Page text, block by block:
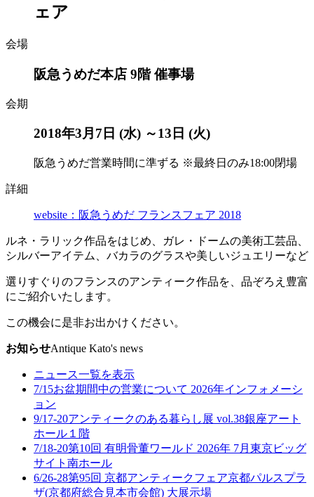
ェア
会場
阪急うめだ本店 9階 催事場
会期
2018年3月7日 (水) ～13日 (火)
阪急うめだ営業時間に準ずる ※最終日のみ18:00閉場
詳細
website：阪急うめだ フランスフェア 2018
ルネ・ラリック作品をはじめ、ガレ・ドームの美術工芸品、
シルバーアイテム、バカラのグラスや美しいジュエリーなど
選りすぐりのフランスのアンティーク作品を、品ぞろえ豊富
にご紹介いたします。
この機会に是非お出かけください。
お知らせAntique Kato's news
ニュース一覧を表示
7/15お盆期間中の営業について 2026年インフォメーシ
ョン
9/17-20アンティークのある暮らし展 vol.38銀座アート
ホール１階
7/18-20第10回 有明骨董ワールド 2026年 7月 東京ビッグ
サイト南ホール
6/26-28第95回 京都アンティークフェア京都パルスプラ
ザ(京都府総合見本市会館) 大展示場